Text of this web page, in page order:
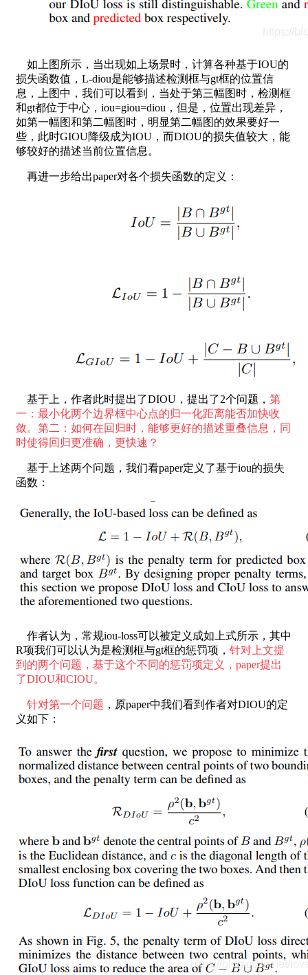
如上图所示，当出现如上场景时，计算各种基于IOU的
损失函数值，L-diou是能够描述检测框与gt框的位置信
息，上图中，我们可以看到，当处于第三幅图时，检测框
和gt都位于中心，iou=giou=diou，但是，位置出现差异，
如第一幅图和第二幅图时，明显第二幅图的效果要好一
些，此时GIOU降级成为IOU，而DIOU的损失值较大，能
够较好的描述当前位置信息。
再进一步给出paper对各个损失函数的定义：
基于上，作者此时提出了DIOU，提出了2个问题， 第
一：最小化两个边界框中心点的归一化距离能否加快收
敛。第二：如何在回归时，能够更好的描述重叠信息，同
时使得回归更准确，更快速？
基于上述两个问题，我们看paper定义了基于iou的损失
函数：
作者认为，常规iou-loss可以被定义成如上式所示，其中
R项我们可以认为是检测框与gt框的惩罚项， 针对上文提
到的两个问题，基于这个不同的惩罚项定义，paper提出
了DIOU和CIOU。
针对第一个问题 ，原paper中我们看到作者对DIOU的定
义如下：